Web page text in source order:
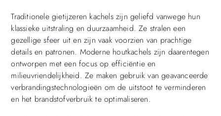
Traditionele gietijzeren kachels zijn geliefd vanwege hun
klassieke uitstraling en duurzaamheid. Ze stralen een
gezellige sfeer uit en zijn vaak voorzien van prachtige
details en patronen. Moderne houtkachels zijn daarentegen
ontworpen met een focus op efficiëntie en
milieuvriendelijkheid. Ze maken gebruik van geavanceerde
verbrandingstechnologieën om de uitstoot te verminderen
en het brandstofverbruik te optimaliseren.